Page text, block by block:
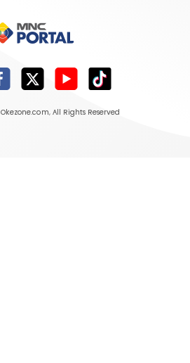
Okezone.com, All Rights Reserved